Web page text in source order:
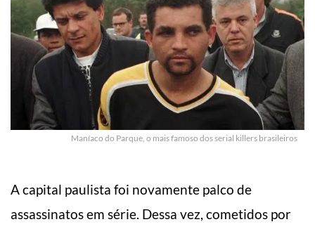
Maníaco do Parque, o mais famoso dos serial killers brasileiros
A capital paulista foi novamente palco de
assassinatos em série. Dessa vez, cometidos por